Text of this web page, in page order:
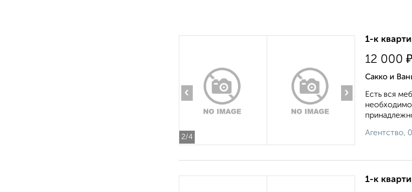
2/4
‹ ›
1-к
12 000 ₽
Сакко и
Есть вся
Агентство,
1-к